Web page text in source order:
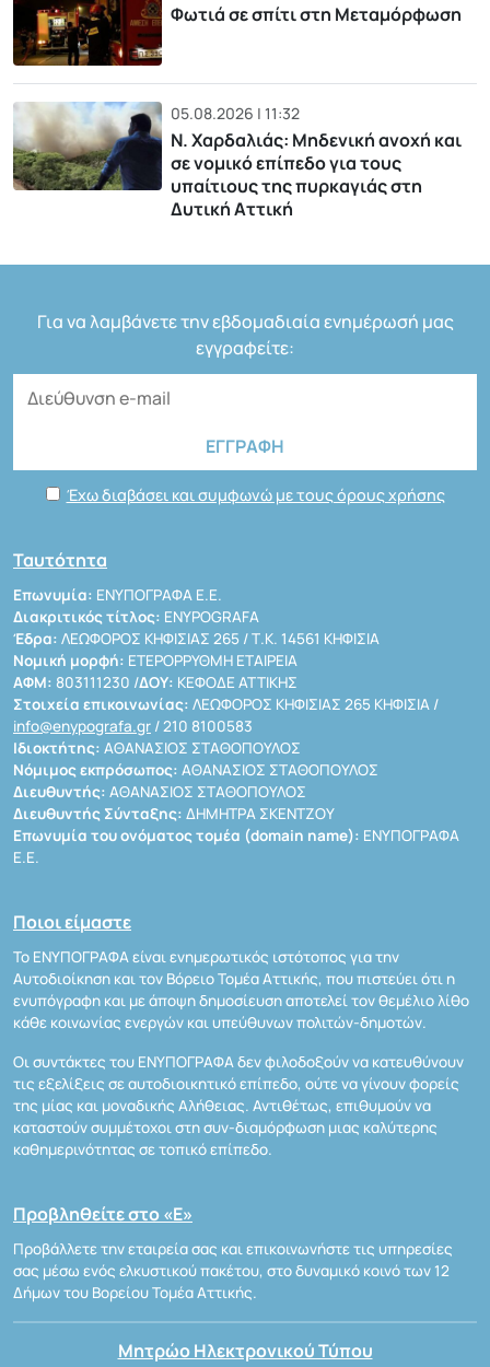
Φωτιά σε σπίτι στη Μεταμόρφωση
05.08.2026 | 11:32
Ν. Χαρδαλιάς: Μηδενική ανοχή και
σε νομικό επίπεδο για τους
υπαίτιους της πυρκαγιάς στη
Δυτική Αττική
Για να λαμβάνετε την εβδομαδιαία ενημέρωσή μας
εγγραφείτε:
Έχω διαβάσει και συμφωνώ με τους όρους χρήσης
Ταυτότητα
Επωνυμία: ΕΝΥΠΟΓΡΑΦΑ Ε.Ε.
Διακριτικός τίτλος: ENYPOGRAFA
Έδρα: ΛΕΩΦΟΡΟΣ ΚΗΦΙΣΙΑΣ 265 / Τ.Κ. 14561 ΚΗΦΙΣΙΑ
Νομική μορφή: ΕΤΕΡΟΡΡΥΘΜΗ ΕΤΑΙΡΕΙΑ
ΑΦΜ: 803111230 /ΔΟΥ: ΚΕΦΟΔΕ ΑΤΤΙΚΗΣ
Στοιχεία επικοινωνίας: ΛΕΩΦΟΡΟΣ ΚΗΦΙΣΙΑΣ 265 ΚΗΦΙΣΙΑ /
info@enypografa.gr / 210 8100583
Ιδιοκτήτης: ΑΘΑΝΑΣΙΟΣ ΣΤΑΘΟΠΟΥΛΟΣ
Νόμιμος εκπρόσωπος: ΑΘΑΝΑΣΙΟΣ ΣΤΑΘΟΠΟΥΛΟΣ
Διευθυντής: ΑΘΑΝΑΣΙΟΣ ΣΤΑΘΟΠΟΥΛΟΣ
Διευθυντής Σύνταξης: ΔΗΜΗΤΡΑ ΣΚΕΝΤΖΟΥ
Επωνυμία του ονόματος τομέα (domain name): ΕΝΥΠΟΓΡΑΦΑ
Ε.Ε.
Ποιοι είμαστε
Το ΕΝΥΠΟΓΡΑΦΑ είναι ενημερωτικός ιστότοπος για την
Αυτοδιοίκηση και τον Βόρειο Τομέα Αττικής, που πιστεύει ότι η
ενυπόγραφη και με άποψη δημοσίευση αποτελεί τον θεμέλιο λίθο
κάθε κοινωνίας ενεργών και υπεύθυνων πολιτών-δημοτών.
Οι συντάκτες του ΕΝΥΠΟΓΡΑΦΑ δεν φιλοδοξούν να κατευθύνουν
τις εξελίξεις σε αυτοδιοικητικό επίπεδο, ούτε να γίνουν φορείς
της μίας και μοναδικής Αλήθειας. Αντιθέτως, επιθυμούν να
καταστούν συμμέτοχοι στη συν-διαμόρφωση μιας καλύτερης
καθημερινότητας σε τοπικό επίπεδο.
Προβληθείτε στο «Ε»
Προβάλλετε την εταιρεία σας και επικοινωνήστε τις υπηρεσίες
σας μέσω ενός ελκυστικού πακέτου, στο δυναμικό κοινό των 12
Δήμων του Βορείου Τομέα Αττικής.
Μητρώο Ηλεκτρονικού Τύπου